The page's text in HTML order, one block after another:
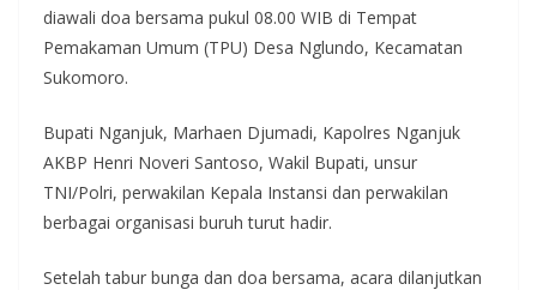
diawali doa bersama pukul 08.00 WIB di Tempat
Pemakaman Umum (TPU) Desa Nglundo, Kecamatan
Sukomoro.
Bupati Nganjuk, Marhaen Djumadi, Kapolres Nganjuk
AKBP Henri Noveri Santoso, Wakil Bupati, unsur
TNI/Polri, perwakilan Kepala Instansi dan perwakilan
berbagai organisasi buruh turut hadir.
Setelah tabur bunga dan doa bersama, acara dilanjutkan